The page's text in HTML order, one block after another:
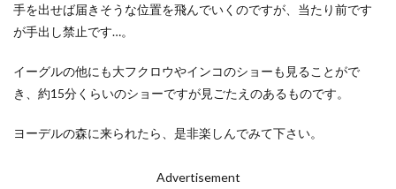
手を出せば届きそうな位置を飛んでいくのですが、当たり前です
が手出し禁止です…。
イーグルの他にも大フクロウやインコのショーも見ることがで
き、約15分くらいのショーですが見ごたえのあるものです。
ヨーデルの森に来られたら、是非楽しんでみて下さい。
Advertisement